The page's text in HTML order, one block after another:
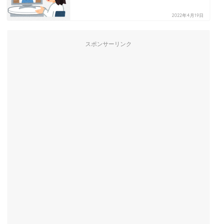
2022年4月19日
スポンサーリンク